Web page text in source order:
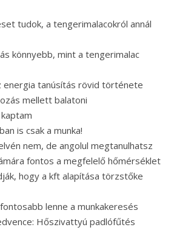
tudok, a tengerimalacokról annál
könnyebb, mint a tengerimalac
energia tanúsítás rövid története
mellett balatoni
is csak a munka!
nem, de angolul megtanulhatsz
fontos a megfelelő hőmérséklet
hogy a kft alapítása törzstőke
lenne a munkakeresés
Hőszivattyú padlófűtés